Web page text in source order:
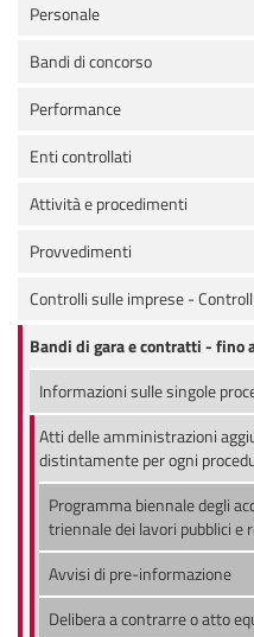
Personale
Bandi di concorso
Performance
Enti controllati
Attività e procedimenti
Provvedimenti
Controlli sulle imprese -
Bandi di gara e contratti - fino
Informazioni sulle singole
Atti delle amministrazioni
distintamente per ogni
Programma biennale degli
triennale dei lavori pubblici
Avvisi di pre-informazione
Delibera a contrarre o atto